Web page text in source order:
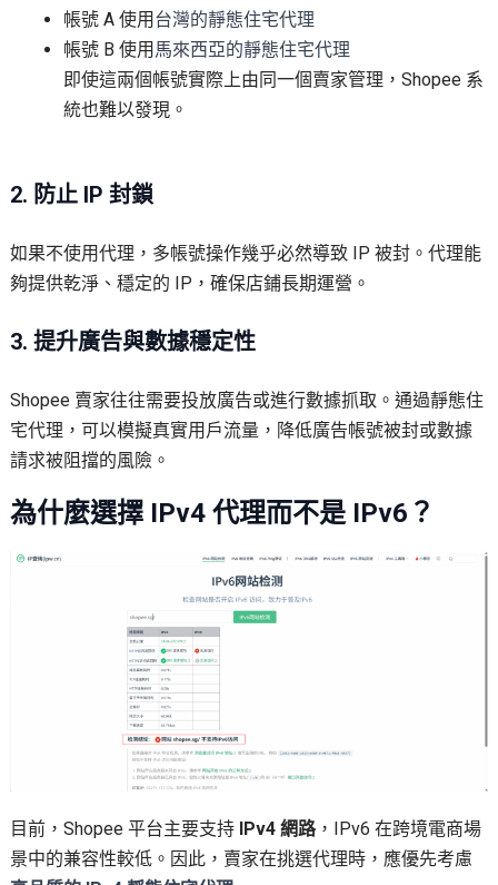
帳號 A 使用 台灣的靜態住宅代理
帳號 B 使用 馬來西亞的靜態住宅代理
即使這兩個帳號實際上由同一個賣家管理，Shopee 系
統也難以發現。
2. 防止 IP 封鎖
如果不使用代理，多帳號操作幾乎必然導致 IP 被封。代理能
夠提供乾淨、穩定的 IP，確保店鋪長期運營。
3. 提升廣告與數據穩定性
Shopee 賣家往往需要投放廣告或進行數據抓取。通過靜態住
宅代理，可以模擬真實用戶流量，降低廣告帳號被封或數據
請求被阻擋的風險。
為什麼選擇 IPv4 代理而不是 IPv6？
目前，Shopee 平台主要支持 IPv4 網路，IPv6 在跨境電商場
景中的兼容性較低。因此，賣家在挑選代理時，應優先考慮